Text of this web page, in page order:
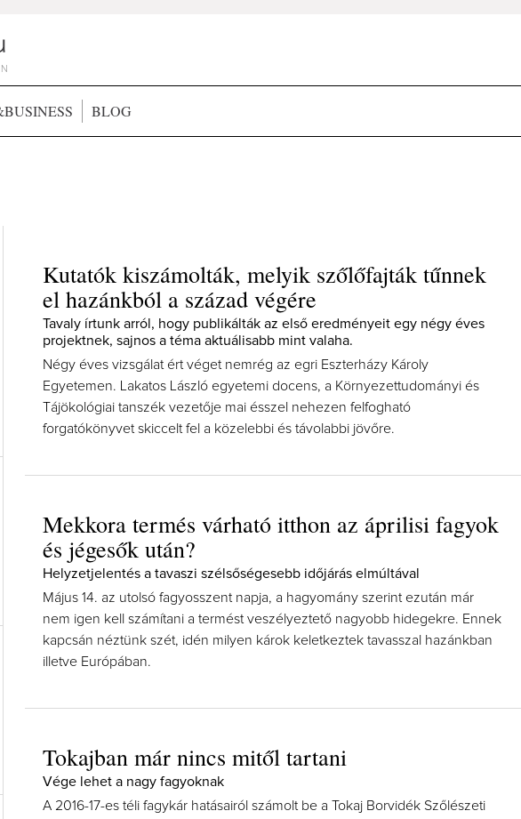
BLOG
Kutatók kiszámolták, melyik szőlőfajták tűnnek
el hazánkból a század végére
Tavaly írtunk arról, hogy publikálták az első eredményeit egy négy éves
projektnek, sajnos a téma aktuálisabb mint valaha.
Négy éves vizsgálat ért véget nemrég az egri Eszterházy Károly
Egyetemen. Lakatos László egyetemi docens, a Környezettudományi és
Tájökológiai tanszék vezetője mai ésszel nehezen felfogható
forgatókönyvet skiccelt fel a közelebbi és távolabbi jövőre.
Mekkora termés várható itthon az áprilisi fagyok
és jégesők után?
Helyzetjelentés a tavaszi szélsőségesebb időjárás elmúltával
Május 14. az utolsó fagyosszent napja, a hagyomány szerint ezután már
nem igen kell számítani a termést veszélyeztető nagyobb hidegekre. Ennek
kapcsán néztünk szét, idén milyen károk keletkeztek tavasszal hazánkban
illetve Európában.
Tokajban már nincs mitől tartani
Vége lehet a nagy fagyoknak
A 2016-17-es téli fagykár hatásairól számolt be a Tokaj Borvidék Szőlészeti